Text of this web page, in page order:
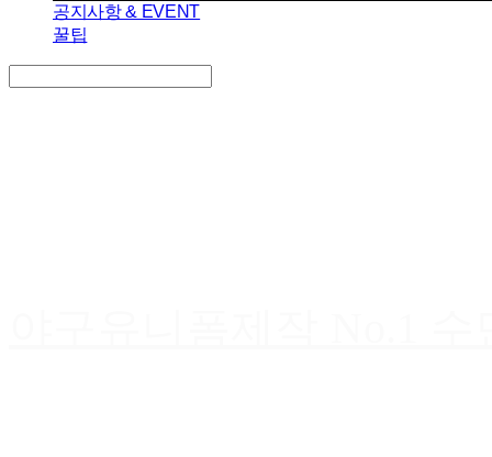
공지사항 & EVENT
꿀팁